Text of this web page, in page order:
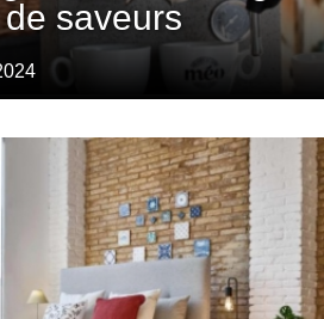
de saveurs